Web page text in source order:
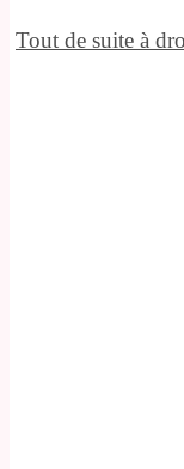
Tout de suite à